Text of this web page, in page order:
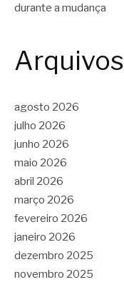
durante a mudança
Arquivos
agosto 2026
julho 2026
junho 2026
maio 2026
abril 2026
março 2026
fevereiro 2026
janeiro 2026
dezembro 2025
novembro 2025